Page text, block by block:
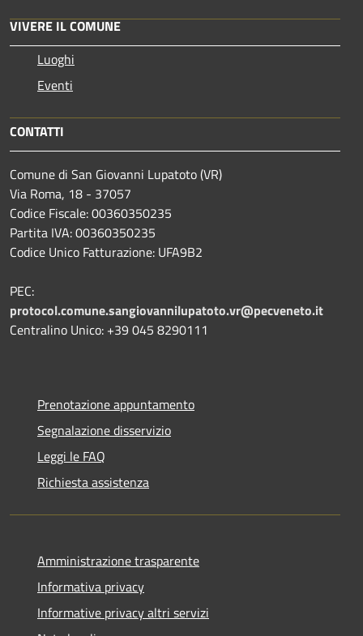
VIVERE IL COMUNE
Luoghi
Eventi
CONTATTI
Comune di San Giovanni Lupatoto (VR)
Via Roma, 18 - 37057
Codice Fiscale: 00360350235
Partita IVA: 00360350235
Codice Unico Fatturazione: UFA9B2
PEC:
protocol.comune.sangiovannilupatoto.vr@pecveneto.it
Centralino Unico: +39 045 8290111
Prenotazione appuntamento
Segnalazione disservizio
Leggi le FAQ
Richiesta assistenza
Amministrazione trasparente
Informativa privacy
Informative privacy altri servizi